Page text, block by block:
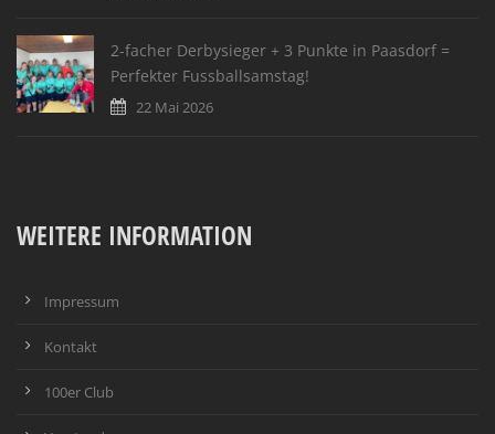
2-facher Derbysieger + 3 Punkte in Paasdorf =
Perfekter Fussballsamstag!
22 Mai 2026
WEITERE INFORMATION
Impressum
Kontakt
100er Club